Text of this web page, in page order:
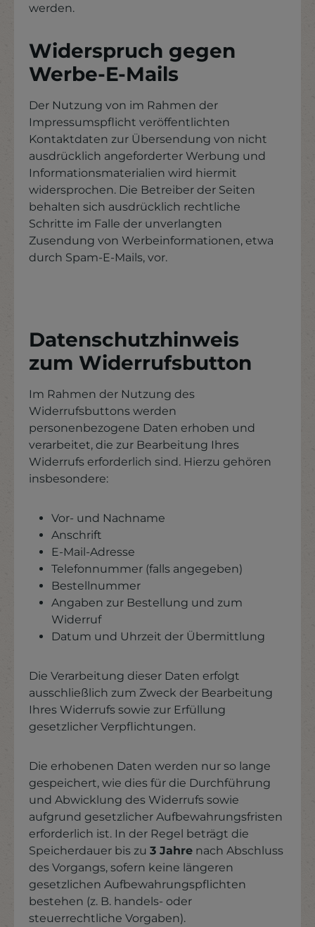
werden.
Widerspruch gegen
Werbe-E-Mails
Der Nutzung von im Rahmen der
Impressumspflicht veröffentlichten
Kontaktdaten zur Übersendung von nicht
ausdrücklich angeforderter Werbung und
Informationsmaterialien wird hiermit
widersprochen. Die Betreiber der Seiten
behalten sich ausdrücklich rechtliche
Schritte im Falle der unverlangten
Zusendung von Werbeinformationen, etwa
durch Spam-E-Mails, vor.
Datenschutzhinweis
zum Widerrufsbutton
Im Rahmen der Nutzung des
Widerrufsbuttons werden
personenbezogene Daten erhoben und
verarbeitet, die zur Bearbeitung Ihres
Widerrufs erforderlich sind. Hierzu gehören
insbesondere:
Vor- und Nachname
Anschrift
E-Mail-Adresse
Telefonnummer (falls angegeben)
Bestellnummer
Angaben zur Bestellung und zum
Widerruf
Datum und Uhrzeit der Übermittlung
Die Verarbeitung dieser Daten erfolgt
ausschließlich zum Zweck der Bearbeitung
Ihres Widerrufs sowie zur Erfüllung
gesetzlicher Verpflichtungen.
Die erhobenen Daten werden nur so lange
gespeichert, wie dies für die Durchführung
und Abwicklung des Widerrufs sowie
aufgrund gesetzlicher Aufbewahrungsfristen
erforderlich ist. In der Regel beträgt die
Speicherdauer bis zu 3 Jahre nach Abschluss
des Vorgangs, sofern keine längeren
gesetzlichen Aufbewahrungspflichten
bestehen (z. B. handels- oder
steuerrechtliche Vorgaben).